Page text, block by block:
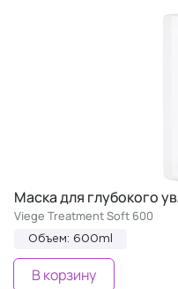
Маска для глубокого
Viege Treatment Soft 600
Объем: 600ml
В корзину